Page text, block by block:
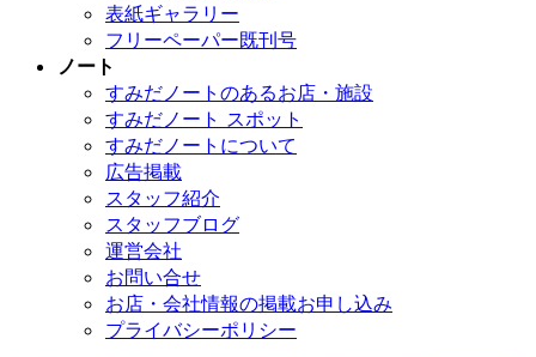
表紙ギャラリー
フリーペーパー既刊号
ノート
すみだノートのあるお店・施設
すみだノート スポット
すみだノートについて
広告掲載
スタッフ紹介
スタッフブログ
運営会社
お問い合せ
お店・会社情報の掲載お申し込み
プライバシーポリシー